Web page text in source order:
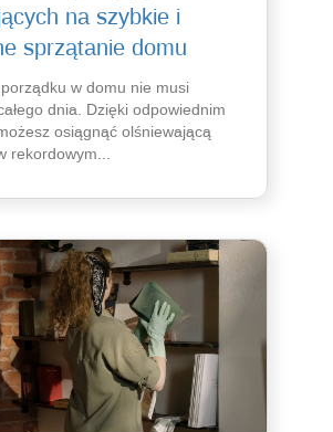
na szybkie i
sprzątanie domu
w domu nie musi
dnia. Dzięki odpowiednim
osiągnąć olśniewającą
rekordowym...